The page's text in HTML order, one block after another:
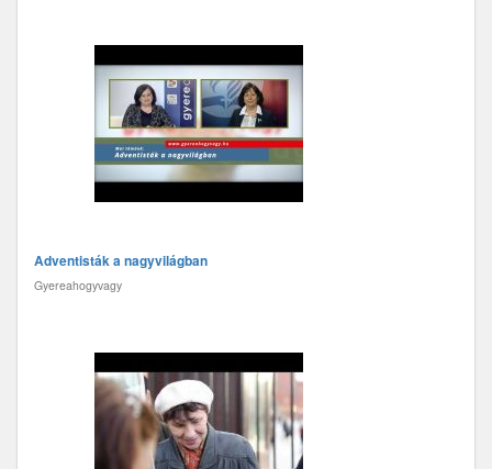
Adventisták a nagyvilágban
Gyereahogyvagy